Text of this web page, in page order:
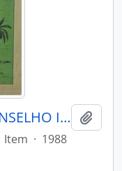
MENSAGEIRO - BELÉM CONSELHO INDIGENISTA MISSIONÁRIO - 1988 - Nº54
Item · 1988